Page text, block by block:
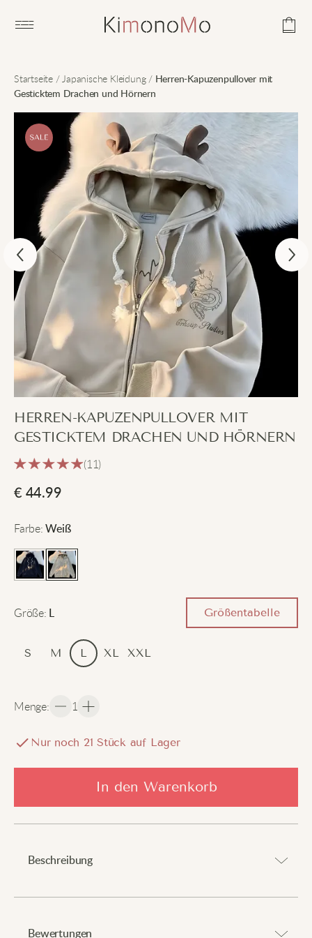
Open main menu
Startseite/Japanische Kleidung/ Herren-Kapuzenpullover mit
Gesticktem Drachen und Hörnern
HERREN-KAPUZENPULLOVER MIT
GESTICKTEM DRACHEN UND HÖRNERN
(11)
€ 44.99
Farbe: Weiß
Größe: Größentabelle
S M L XL XXL
Menge: 1
Nur noch 21 Stück auf Lager
In den Warenkorb
Beschreibung
Bewertungen